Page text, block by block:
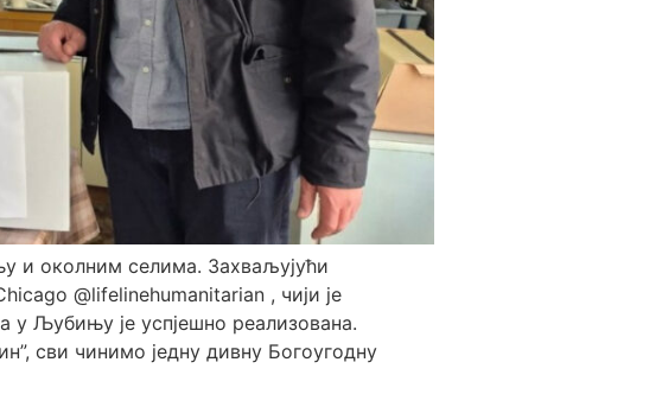
и околним селима. Захваљујући
@lifelinehumanitarian , чији је
Љубињу је успјешно реализована.
сви чинимо једну дивну Богоугодну